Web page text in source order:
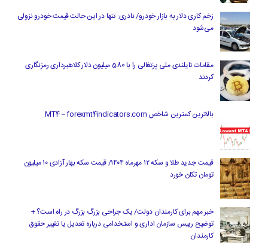
زخم کاری دلار به بازار خودرو/ نادری: تنها در این حالت قیمت خودرو نزولی
می‌شود
مقامات تایلندی ملی پرتغالی را با 580 میلیون دلار کلاهبرداری رمزنگاری
کردند
بالاترین کمترین شاخص MT4 – forexmt4indicators.com
قیمت جدید طلا و سکه ۱۲ مهرماه ۱۴۰۴/ قیمت سکه بهار آزادی ۱۰ میلیون
تومان تکان خورد
خبر مهم برای کارمندان دولت/ یک جراحی بزرگ بزرگ در راه است؟ +
توضیح رییس سازمان اداری و استخدامی درباره تعدیل یا تغییر حقوق
کارمندان